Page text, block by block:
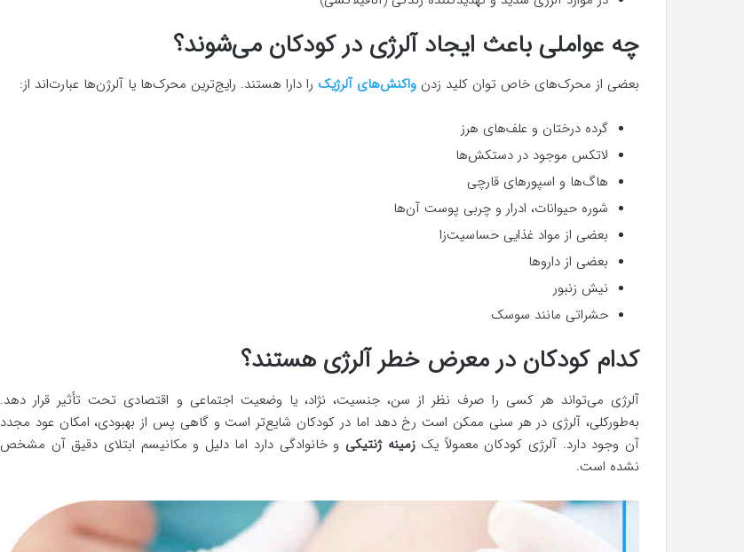
چه عواملی باعث ایجاد آلرژی در کودکان می‌شوند؟
بعضی از محرک‌های خاص توان کلید زدن واکنش‌های آلرژیک را دارا هستند. رایج‌ترین محرک‌ها یا آلرژن‌ها عبارت‌اند از:
گرده درختان و علف‌های هرز
لاتکس موجود در دستکش‌ها
هاگ‌ها و اسپورهای قارچی
شوره حیوانات، ادرار و چربی پوست آن‌ها
بعضی از مواد غذایی حساسیت‌زا
بعضی از داروها
نیش زنبور
حشراتی مانند سوسک
کدام کودکان در معرض خطر آلرژی هستند؟
آلرژی می‌تواند هر کسی را صرف نظر از سن، جنسیت، نژاد، یا وضعیت اجتماعی و اقتصادی تحت تأثیر قرار دهد.
به‌طورکلی، آلرژی در هر سنی ممکن است رخ دهد اما در کودکان شایع‌تر است و گاهی پس از بهبودی، امکان عود مجدد
آن وجود دارد. آلرژی کودکان معمولاً یکزمینه ژنتیکی و خانوادگی دارد اما دلیل و مکانیسم ابتلای دقیق آن مشخص
نشده است.